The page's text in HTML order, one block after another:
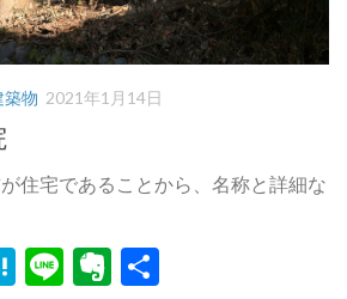
築物 2021年1月14日
住宅であることから、名称と詳細な
Hatena
LineEvernote